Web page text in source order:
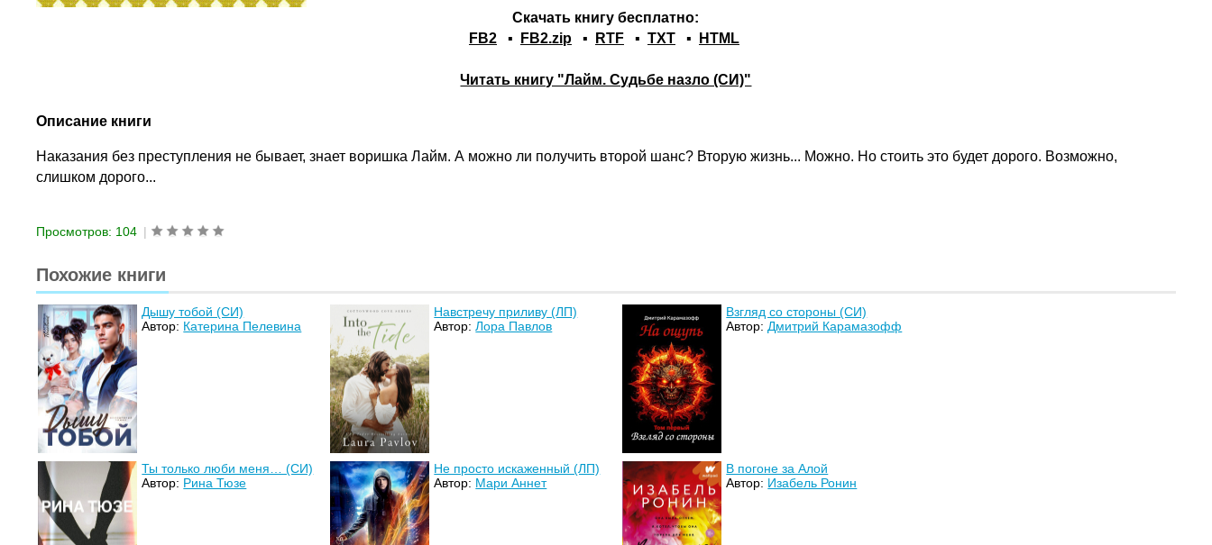
Скачать книгу бесплатно:
FB2▪ FB2.zip▪ RTF▪ TXT▪ HTML
Читать книгу "Лайм. Судьбе назло (СИ)"
Описание книги
Наказания без преступления не бывает, знает воришка Лайм. А можно ли получить второй шанс? Вторую жизнь... Можно. Но стоить это будет дорого. Возможно,
слишком дорого...
Просмотров: 104 |
Похожие книги
Дышу тобой (СИ)
Автор: Катерина Пелевина
Навстречу приливу (ЛП)
Автор:Лора Павлов
Взгляд со стороны (СИ)
Автор:Дмитрий Карамазофф
Ты только люби меня… (СИ)
Автор: Рина Тюзе
Не просто искаженный (ЛП)
Автор: Мари Аннет
В погоне за Алой
Автор: Изабель Ронин